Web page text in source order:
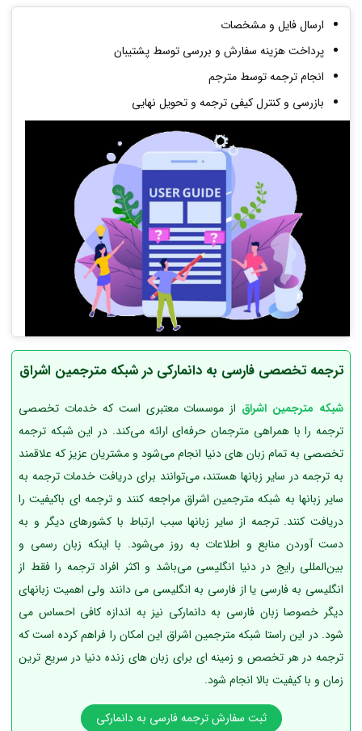
ارسال فایل و مشخصات
پرداخت هزینه سفارش و بررسی توسط پشتیبان
انجام ترجمه توسط مترجم
بازرسی و کنترل کیفی ترجمه و تحویل نهایی
ترجمه تخصصی فارسی به دانمارکی در شبکه مترجمین اشراق
شبکه مترجمین اشراق از موسسات معتبری است که خدمات تخصصی
ترجمه را با همراهی مترجمان حرفه‌ای ارائه می‌کند. در این شبکه ترجمه
تخصصی به تمام زبان های دنیا انجام می‌شود و مشتریان عزیز که علاقمند
به ترجمه در سایر زبانها هستند، می‌توانند برای دریافت خدمات ترجمه به
سایر زبانها به شبکه مترجمین اشراق مراجعه کنند و ترجمه ای باکیفیت را
دریافت کنند. ترجمه از سایر زبانها سبب ارتباط با کشورهای دیگر و به
دست آوردن منابع و اطلاعات به روز می‌شود. با اینکه زبان رسمی و
بین‌المللی رایج در دنیا انگلیسی می‌باشد و اکثر افراد ترجمه را فقط از
انگلیسی به فارسی یا از فارسی به انگلیسی می دانند ولی اهمیت زبانهای
دیگر خصوصا زبان فارسی به دانمارکی نیز به اندازه کافی احساس می
شود. در این راستا شبکه مترجمین اشراق این امکان را فراهم کرده است که
ترجمه در هر تخصص و زمینه ای برای زبان های زنده دنیا در سریع ترین
زمان و با کیفیت بالا انجام شود.
ثبت سفارش ترجمه فارسی به دانمارکی